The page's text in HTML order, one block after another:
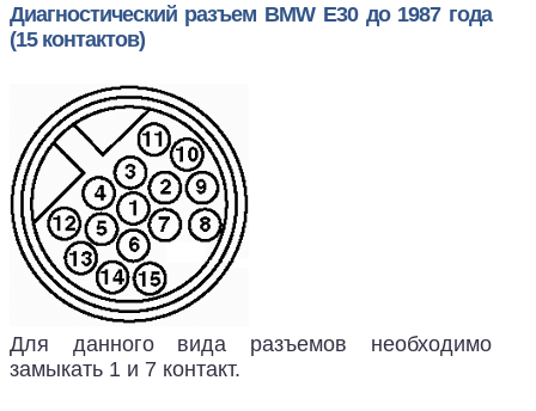
Диагностический разъем BMW E30 до 1987 года
(15 контактов)
Для данного вида разъемов необходимо
замыкать 1 и 7 контакт.